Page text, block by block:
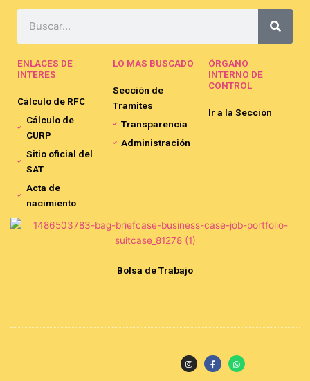
ENLACES DE
INTERES
Cálculo de RFC
Cálculo de
CURP
Sitio oficial del
SAT
Acta de
nacimiento
LO MAS BUSCADO
Sección de
Tramites
Transparencia
Administración
ÓRGANO
INTERNO DE
CONTROL
Ir a la Sección
Bolsa de Trabajo
I
n
s
F
a
c
W
h
a